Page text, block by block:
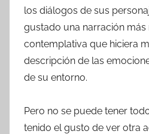
los diálogos de sus
gustado una narración
contemplativa que hiciera
descripción de las
de su entorno.
Pero no se puede tener
tenido el gusto de ver otra